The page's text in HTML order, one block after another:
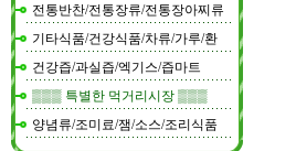
전통반찬/전통장류/전통장아찌류
기타식품/건강식품/차류/가루/환
건강즙/과실즙/엑기스/즙마트
▒▒▒ 특별한 먹거리시장 ▒▒▒
양념류/조미료/잼/소스/조리식품